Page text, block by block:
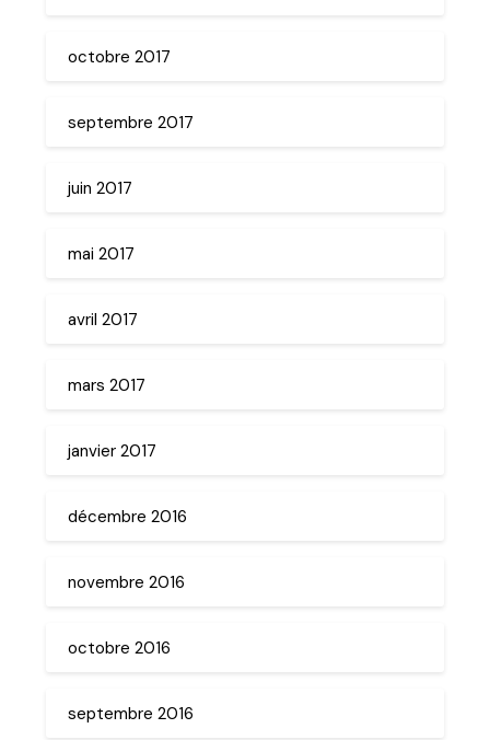
octobre 2017
septembre 2017
juin 2017
mai 2017
avril 2017
mars 2017
janvier 2017
décembre 2016
novembre 2016
octobre 2016
septembre 2016